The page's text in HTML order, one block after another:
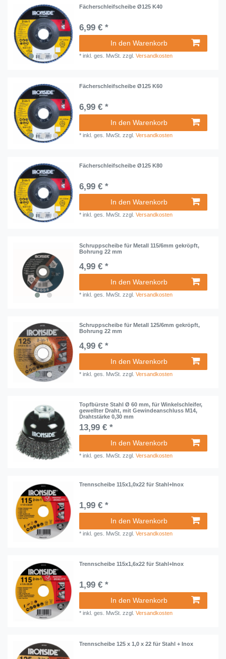
Fächerschleifscheibe Ø125 K40
6,99 € *
In den Warenkorb
*inkl. ges. MwSt. zzgl.Versandkosten
Fächerschleifscheibe Ø125 K60
6,99 € *
In den Warenkorb
*inkl. ges. MwSt. zzgl.Versandkosten
Fächerschleifscheibe Ø125 K80
6,99 € *
In den Warenkorb
*inkl. ges. MwSt. zzgl.Versandkosten
Schruppscheibe für Metall 115/6mm gekröpft,
Bohrung 22 mm
4,99 € *
In den Warenkorb
*inkl. ges. MwSt. zzgl.Versandkosten
Schruppscheibe für Metall 125/6mm gekröpft,
Bohrung 22 mm
4,99 € *
In den Warenkorb
*inkl. ges. MwSt. zzgl.Versandkosten
Topfbürste Stahl Ø 60 mm, für Winkelschleifer,
gewellter Draht, mit Gewindeanschluss M14,
Drahtstärke 0,30 mm
13,99 € *
In den Warenkorb
*inkl. ges. MwSt. zzgl.Versandkosten
Trennscheibe 115x1,0x22 für Stahl+Inox
1,99 € *
In den Warenkorb
*inkl. ges. MwSt. zzgl.Versandkosten
Trennscheibe 115x1,6x22 für Stahl+Inox
1,99 € *
In den Warenkorb
*inkl. ges. MwSt. zzgl.Versandkosten
Trennscheibe 125 x 1,0 x 22 für Stahl + Inox